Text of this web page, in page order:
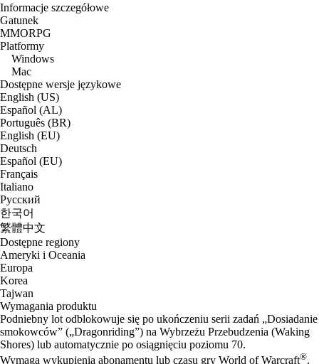
Informacje szczegółowe
Gatunek
MMORPG
Platformy
Windows
Mac
Dostępne wersje językowe
English (US)
Español (AL)
Português (BR)
English (EU)
Deutsch
Español (EU)
Français
Italiano
Русский
한국어
繁體中文
Dostępne regiony
Ameryki i Oceania
Europa
Korea
Tajwan
Wymagania produktu
Podniebny lot odblokowuje się po ukończeniu serii zadań „Dosiadanie
smokowców” („Dragonriding”) na Wybrzeżu Przebudzenia (Waking
Shores) lub automatycznie po osiągnięciu poziomu 70.
Wymaga wykupienia abonamentu lub czasu gry World of Warcraft®.